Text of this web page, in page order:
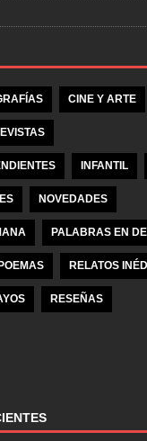
CINE Y ARTE
INFANTIL
NOVEDADES
PALABRAS EN
POEMAS RELATOS
RESEÑAS